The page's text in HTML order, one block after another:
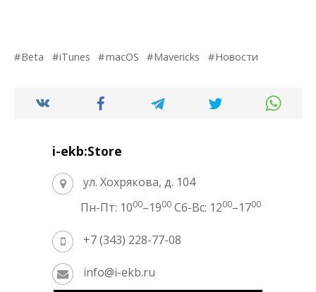
Beta iTunes macOS Mavericks Новости
i-ekb:Store
ул. Хохрякова, д. 104
Пн-Пт: 1000–1900 Сб-Вс: 1200–1700
+7 (343) 228-77-08
info@i-ekb.ru